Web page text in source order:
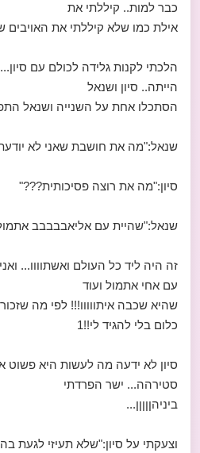
כבר למות.. קיללתי את
אילת כמו שלא קיללתי את האויבים
הלכתי לקנות גלידה לכולם עם
הייתה.. סיון ושנאל
הסתכלו אחת על השנייה ושנאל
שנאל:"מה את חושבת שאני לא
סיון:"מה את רוצה פסיכותית???"
שנאל:"שהיית עם אליאבבבבב
זה היה ליד כל העולם ואשתוווו...
עם אחי אתמול ועוד
שהיא שכבה איתווווו!!! לפי מה
כלום בלי להגיד לי!!1
סיון לא ידעה מה לעשות היא פשוט
סטירהה... ישר הפרדתי
ביניהןןןןן...
וצעקתי על סיון:"שלא תעיזי לגעת